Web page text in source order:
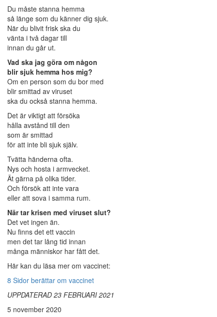
Du måste stanna hemma
så länge som du känner dig sjuk.
När du blivit frisk ska du
vänta i två dagar till
innan du går ut.
Vad ska jag göra om någon
blir sjuk hemma hos mig?
Om en person som du bor med
blir smittad av viruset
ska du också stanna hemma.
Det är viktigt att försöka
hålla avstånd till den
som är smittad
för att inte bli sjuk själv.
Tvätta händerna ofta.
Nys och hosta i armvecket.
Ät gärna på olika tider.
Och försök att inte vara
eller att sova i samma rum.
När tar krisen med viruset slut?
Det vet ingen än.
Nu finns det ett vaccin
men det tar lång tid innan
många människor har fått det.
Här kan du läsa mer om vaccinet:
8 Sidor berättar om vaccinet
UPPDATERAD 23 FEBRUARI 2021
5 november 2020